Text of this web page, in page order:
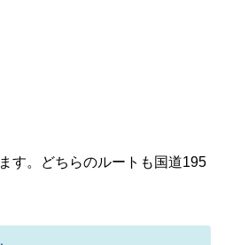
す。どちらのルートも国道195